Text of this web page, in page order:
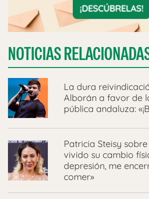
NOTICIAS
La dura
Alborán a favor de
pública andaluza:
Patricia Steisy
vivido su cambio
depresión, me
comer»